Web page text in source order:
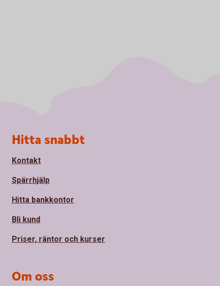
Sidfot
Hitta snabbt
Kontakt
Spärrhjälp
Hitta bankkontor
Bli kund
Priser, räntor och kurser
Om oss